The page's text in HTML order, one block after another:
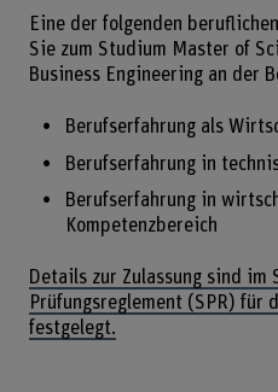
Eine der folgenden
Sie zum Studium Master of
Business Engineering an der
Berufserfahrung als
Berufserfahrung in
Berufserfahrung in
Kompetenzbereich
Details zur Zulassung sind im
Prüfungsreglement (SPR) für
festgelegt.